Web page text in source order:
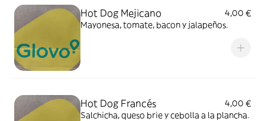
Hot Dog Mejicano
4,00 €
Mayonesa, tomate, bacon y jalapeños.
Hot Dog Francés
4,00 €
Salchicha, queso brie y cebolla a la plancha.